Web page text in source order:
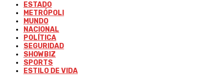
ESTADO
METRÓPOLI
MUNDO
NACIONAL
POLÍTICA
SEGURIDAD
SHOWBIZ
SPORTS
ESTILO DE VIDA